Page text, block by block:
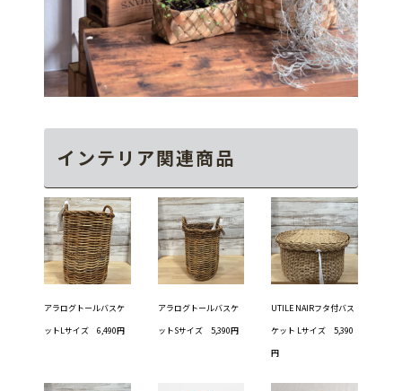
インテリア関連商品
アラログトールバスケ
ットLサイズ 6,490円
アラログトールバスケ
ットSサイズ 5,390円
UTILE NAIRフタ付バス
ケット Lサイズ 5,390
円